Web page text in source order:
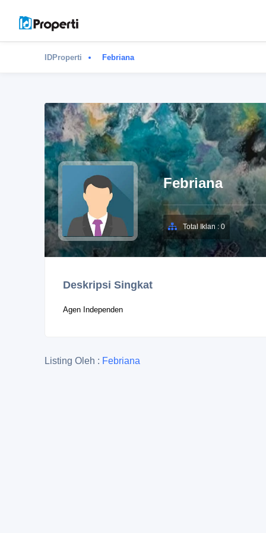
IDProperti Febriana
Febriana
Total Iklan : 0
Deskripsi Singkat
Agen Independen
Listing Oleh : Febriana